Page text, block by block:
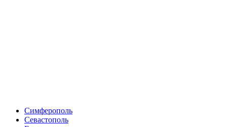
Симферополь
Севастополь